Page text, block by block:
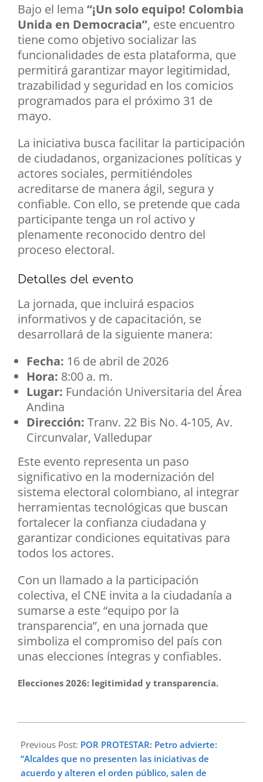
Bajo el lema “¡Un solo equipo! Colombia
Unida en Democracia”, este encuentro
tiene como objetivo socializar las
funcionalidades de esta plataforma, que
permitirá garantizar mayor legitimidad,
trazabilidad y seguridad en los comicios
programados para el próximo 31 de
mayo.
La iniciativa busca facilitar la participación
de ciudadanos, organizaciones políticas y
actores sociales, permitiéndoles
acreditarse de manera ágil, segura y
confiable. Con ello, se pretende que cada
participante tenga un rol activo y
plenamente reconocido dentro del
proceso electoral.
Detalles del evento
La jornada, que incluirá espacios
informativos y de capacitación, se
desarrollará de la siguiente manera:
Fecha: 16 de abril de 2026
Hora: 8:00 a. m.
Lugar: Fundación Universitaria del Área
Andina
Dirección: Tranv. 22 Bis No. 4-105, Av.
Circunvalar, Valledupar
Este evento representa un paso
significativo en la modernización del
sistema electoral colombiano, al integrar
herramientas tecnológicas que buscan
fortalecer la confianza ciudadana y
garantizar condiciones equitativas para
todos los actores.
Con un llamado a la participación
colectiva, el CNE invita a la ciudadanía a
sumarse a este “equipo por la
transparencia”, en una jornada que
simboliza el compromiso del país con
unas elecciones íntegras y confiables.
Elecciones 2026: legitimidad y transparencia.
04-
14
Previous Post: POR PROTESTAR: Petro advierte:
“Alcaldes que no presenten las iniciativas de
acuerdo y alteren el orden público, salen de